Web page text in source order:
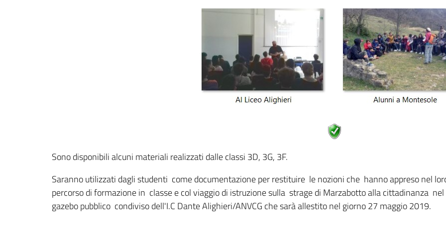
Sono disponibili alcuni materiali realizzati dalle classi 3D, 3G, 3F.
Saranno utilizzati dagli studenti come documentazione per restituire le nozioni che hanno appreso nel
percorso di formazione in classe e col viaggio di istruzione sulla strage di Marzabotto alla cittadinanza nel
gazebo pubblico condiviso dell'I.C Dante Alighieri/ANVCG che sarà allestito nel giorno 27 maggio 2019.